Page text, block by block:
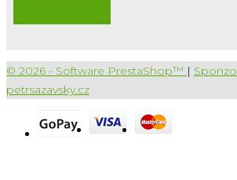
© 2026 - Software PrestaShop™ |
petrsazavsky.cz